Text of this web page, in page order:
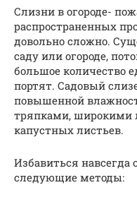
Слизни в огороде-
распространенных
довольно сложно.
саду или огороде,
большое количество
портят. Садовый
повышенной
тряпками, широкими
капустных листьев.
Избавиться навсегда
следующие методы: